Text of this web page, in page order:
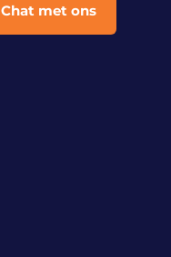
Chat met ons